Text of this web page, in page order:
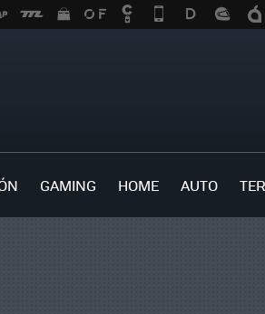
GAMING HOME AUTO